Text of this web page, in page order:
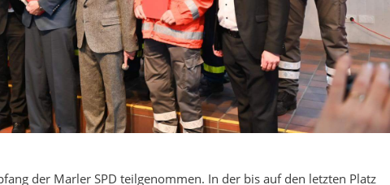
der Marler SPD teilgenommen. In der bis auf den letzten Platz